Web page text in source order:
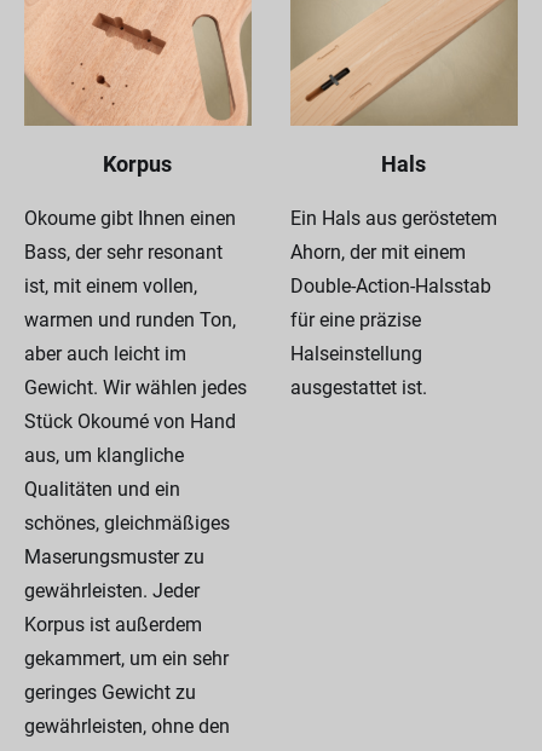
Korpus
Okoume gibt Ihnen einen
Bass, der sehr resonant
ist, mit einem vollen,
warmen und runden Ton,
aber auch leicht im
Gewicht. Wir wählen jedes
Stück Okoumé von Hand
aus, um klangliche
Qualitäten und ein
schönes, gleichmäßiges
Maserungsmuster zu
gewährleisten. Jeder
Korpus ist außerdem
gekammert, um ein sehr
geringes Gewicht zu
gewährleisten, ohne den
Hals
Ein Hals aus geröstetem
Ahorn, der mit einem
Double-Action-Halsstab
für eine präzise
Halseinstellung
ausgestattet ist.